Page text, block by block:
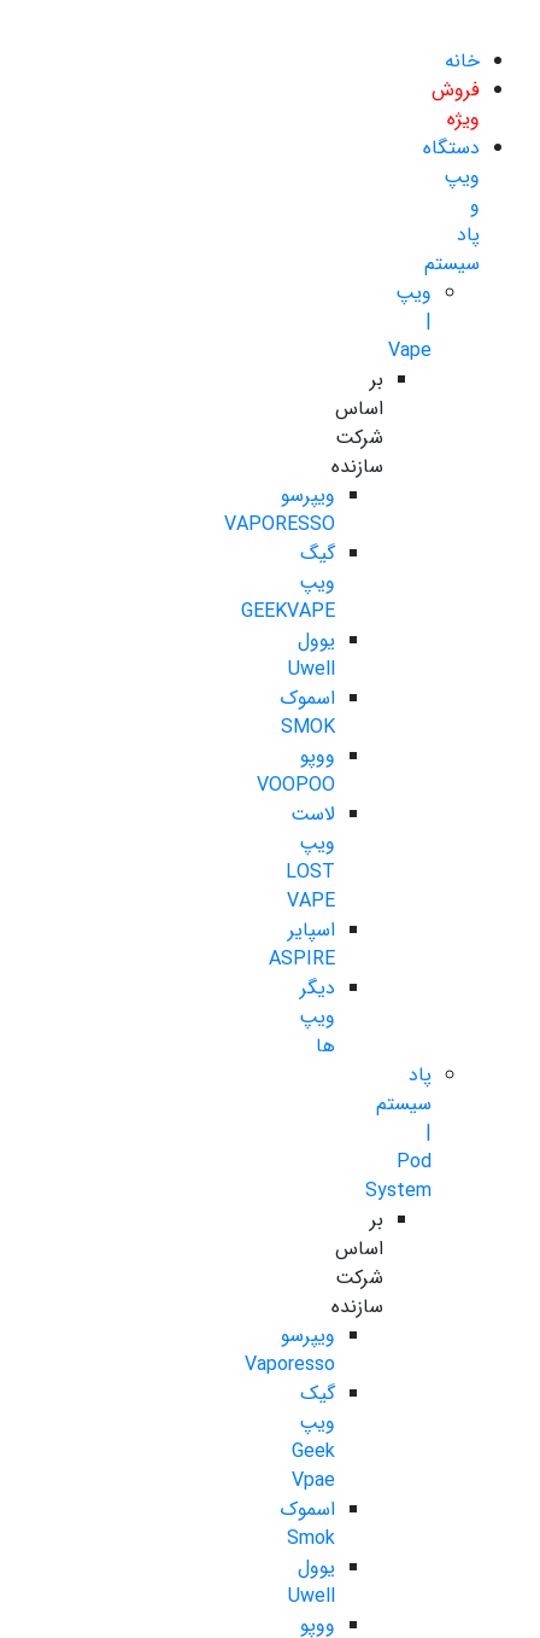
خانه
فروش
ویژه
دستگاه
ویپ
و
پاد
سیستم
ویپ
|
Vape
بر
اساس
شرکت
سازنده
ویپرسو
VAPORESSO
گیگ
ویپ
GEEKVAPE
یوول
Uwell
اسموک
SMOK
ووپو
VOOPOO
لاست
ویپ
LOST
VAPE
اسپایر
ASPIRE
دیگر
ویپ
ها
پاد
سیستم
|
Pod
System
بر
اساس
شرکت
سازنده
ویپرسو
Vaporesso
گیک
ویپ
Geek
Vpae
اسموک
Smok
یوول
Uwell
ووپو